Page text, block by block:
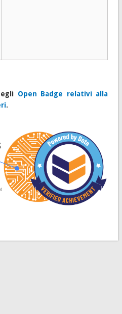
Open Badge relativi alla
.
site